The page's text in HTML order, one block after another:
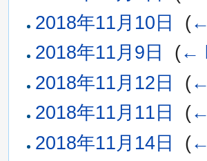
2018年11月10日
(
2018年11月9日
(←
2018年11月12日
(
2018年11月11日
(
2018年11月14日
(